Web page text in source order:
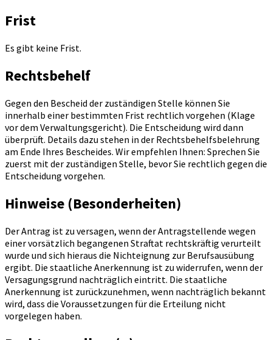
Frist
Es gibt keine Frist.
Rechtsbehelf
Gegen den Bescheid der zuständigen Stelle können Sie
innerhalb einer bestimmten Frist rechtlich vorgehen (Klage
vor dem Verwaltungsgericht). Die Entscheidung wird dann
überprüft. Details dazu stehen in der Rechtsbehelfsbelehrung
am Ende Ihres Bescheides. Wir empfehlen Ihnen: Sprechen Sie
zuerst mit der zuständigen Stelle, bevor Sie rechtlich gegen die
Entscheidung vorgehen.
Hinweise (Besonderheiten)
Der Antrag ist zu versagen, wenn der Antragstellende wegen
einer vorsätzlich begangenen Straftat rechtskräftig verurteilt
wurde und sich hieraus die Nichteignung zur Berufsausübung
ergibt. Die staatliche Anerkennung ist zu widerrufen, wenn der
Versagungsgrund nachträglich eintritt. Die staatliche
Anerkennung ist zurückzunehmen, wenn nachträglich bekannt
wird, dass die Voraussetzungen für die Erteilung nicht
vorgelegen haben.